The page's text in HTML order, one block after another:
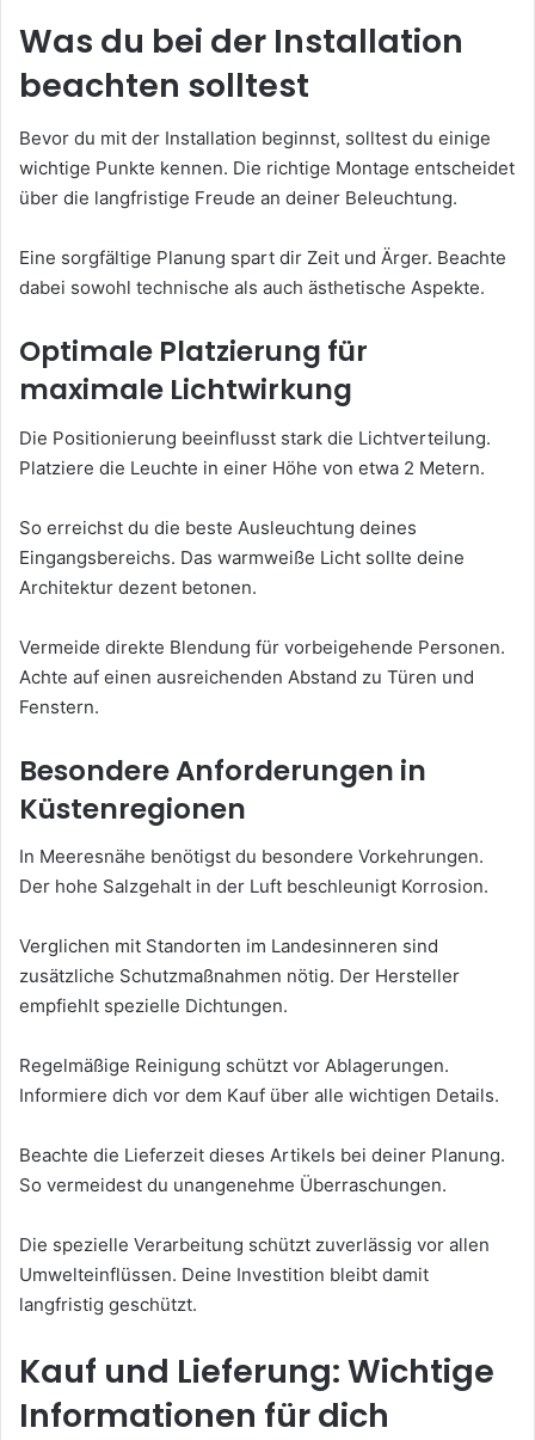
Was du bei der Installation
beachten solltest
Bevor du mit der Installation beginnst, solltest du einige
wichtige Punkte kennen. Die richtige Montage entscheidet
über die langfristige Freude an deiner Beleuchtung.
Eine sorgfältige Planung spart dir Zeit und Ärger. Beachte
dabei sowohl technische als auch ästhetische Aspekte.
Optimale Platzierung für
maximale Lichtwirkung
Die Positionierung beeinflusst stark die Lichtverteilung.
Platziere die Leuchte in einer Höhe von etwa 2 Metern.
So erreichst du die beste Ausleuchtung deines
Eingangsbereichs. Das warmweiße Licht sollte deine
Architektur dezent betonen.
Vermeide direkte Blendung für vorbeigehende Personen.
Achte auf einen ausreichenden Abstand zu Türen und
Fenstern.
Besondere Anforderungen in
Küstenregionen
In Meeresnähe benötigst du besondere Vorkehrungen.
Der hohe Salzgehalt in der Luft beschleunigt Korrosion.
Verglichen mit Standorten im Landesinneren sind
zusätzliche Schutzmaßnahmen nötig. Der Hersteller
empfiehlt spezielle Dichtungen.
Regelmäßige Reinigung schützt vor Ablagerungen.
Informiere dich vor dem Kauf über alle wichtigen Details.
Beachte die Lieferzeit dieses Artikels bei deiner Planung.
So vermeidest du unangenehme Überraschungen.
Die spezielle Verarbeitung schützt zuverlässig vor allen
Umwelteinflüssen. Deine Investition bleibt damit
langfristig geschützt.
Kauf und Lieferung: Wichtige
Informationen für dich